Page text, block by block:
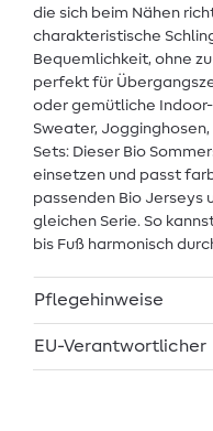
die sich beim Nähen
charakteristische
Bequemlichkeit, ohne
perfekt für
oder gemütliche
Sweater,
Sets: Dieser Bio
einsetzen und passt
passenden Bio Jerseys
gleichen Serie. So
bis Fuß harmonisch
Pflegehinweise
EU-Verantwortlicher